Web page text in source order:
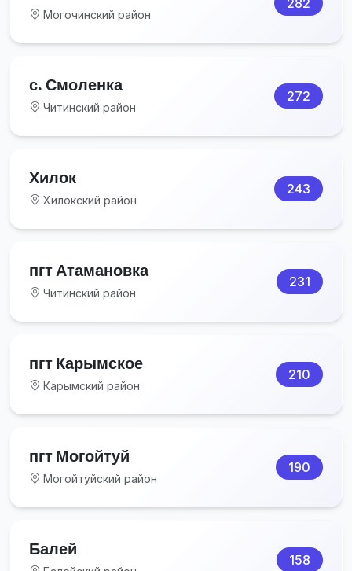
Могочинский район
с. Смоленка
Читинский район
272
Хилок
Хилокский район
243
пгт Атамановка
Читинский район
231
пгт Карымское
Карымский район
210
пгт Могойтуй
Могойтуйский район
190
Балей
158